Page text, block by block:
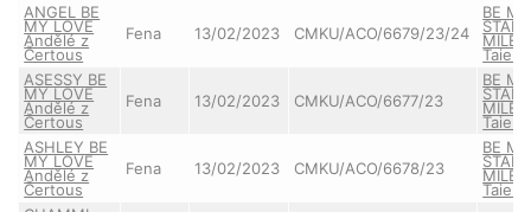
ANGEL BE
MY LOVE
Andělé z
Čertous
Fena 13/02/2023 CMKU/ACO/6679/23/24
BE MY
STAR
MILEY
Taien
ASESSY BE
MY LOVE
Andělé z
Čertous
Fena 13/02/2023 CMKU/ACO/6677/23
BE MY
STAR
MILEY
Taien
ASHLEY BE
MY LOVE
Andělé z
Čertous
Fena 13/02/2023 CMKU/ACO/6678/23
BE MY
STAR
MILEY
Taien